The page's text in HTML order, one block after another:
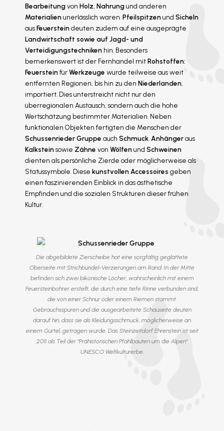
Bearbeitungvon Holz, Nahrungund anderen
Materialienunerlässlich waren.Pfeilspitzenund Sicheln
ausFeuersteindeuten zudem auf eine ausgeprägte
Landwirtschaft sowie auf Jagd- und
Verteidigungstechniken hin. Besonders
bemerkenswert ist der Fernhandel mitRohstoffen:
FeuersteinfürWerkzeuge wurde teilweise aus weit
entfernten Regionen, bis hin zu den Niederlanden,
importiert. Dies unterstreicht nicht nur den
überregionalen Austausch, sondern auch die hohe
Wertschätzung bestimmter Materialien. Neben
funktionalen Objekten fertigten die Menschen der
Schussenrieder Gruppe auch Schmuck.Anhängeraus
Kalksteinsowie Zähne von Wölfenund Schweinen
dienten als persönliche Zierde oder möglicherweise als
Statussymbole. Diese kunstvollen Accessoires geben
einen faszinierenden Einblick in das ästhetische
Empfinden und die sozialen Strukturen dieser frühen
Kultur.
Die abgebildete Zierscheibe hat eine sorgfältig geglättete
Oberseite mit Strichbündel-Verzierungen am Rand. In der Mitte
befinden sich zwei bikonische Löcher, wahrscheinlich mit einem
Feuersteinbohrer erstellt, die durch eine tiefe Rinne verbunden sind,
die von einer Schnur oder einem Riemen stammt.
Gebrauchsspuren und die ausgearbeitete Schauseite deuten
darauf hin, dass sie als Kleidungsschmuck, möglicherweise an
einem Gürtel, getragen wurde. Das Steinzeitdorf Ehrenstein ist seit
2011 als Teil der "Prähistorischen Pfahlbauten um die Alpen"
UNESCO Weltkulturerbe.